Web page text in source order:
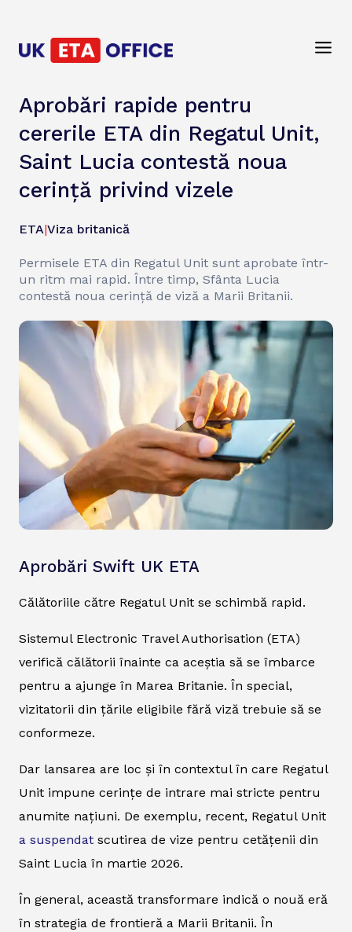
Aprobări rapide pentru
cererile ETA din Regatul Unit,
Saint Lucia contestă noua
cerință privind vizele
ETA|Viza britanică
Permisele ETA din Regatul Unit sunt aprobate într-
un ritm mai rapid. Între timp, Sfânta Lucia
contestă noua cerință de viză a Marii Britanii.
Aprobări Swift UK ETA
Călătoriile către Regatul Unit se schimbă rapid.
Sistemul Electronic Travel Authorisation (ETA)
verifică călătorii înainte ca aceștia să se îmbarce
pentru a ajunge în Marea Britanie. În special,
vizitatorii din țările eligibile fără viză trebuie să se
conformeze.
Dar lansarea are loc și în contextul în care Regatul
Unit impune cerințe de intrare mai stricte pentru
anumite națiuni. De exemplu, recent, Regatul Unit
a suspendat scutirea de vize pentru cetățenii din
Saint Lucia în martie 2026.
În general, această transformare indică o nouă eră
în strategia de frontieră a Marii Britanii. În